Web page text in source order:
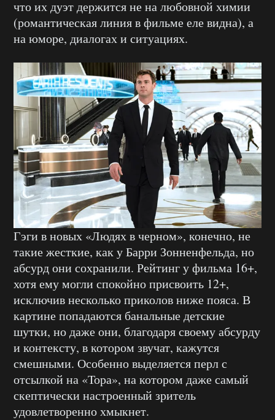
что их дуэт держится не на любовной химии
(романтическая линия в фильме еле видна), а
на юморе, диалогах и ситуациях.
Гэги в новых «Людях в черном», конечно, не
такие жесткие, как у Барри Зонненфельда, но
абсурд они сохранили. Рейтинг у фильма 16+,
хотя ему могли спокойно присвоить 12+,
исключив несколько приколов ниже пояса. В
картине попадаются банальные детские
шутки, но даже они, благодаря своему абсурду
и контексту, в котором звучат, кажутся
смешными. Особенно выделяется перл с
отсылкой на «Тора», на котором даже самый
скептически настроенный зритель
удовлетворенно хмыкнет.